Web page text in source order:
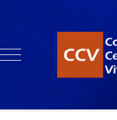
Mobile Menu Toggle